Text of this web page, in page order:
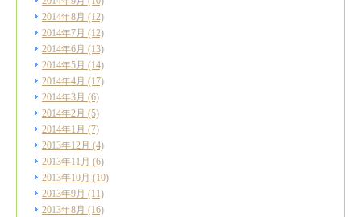
2014年8月 (12)
2014年7月 (12)
2014年6月 (13)
2014年5月 (14)
2014年4月 (17)
2014年3月 (6)
2014年2月 (5)
2014年1月 (7)
2013年12月 (4)
2013年11月 (6)
2013年10月 (10)
2013年9月 (11)
2013年8月 (16)